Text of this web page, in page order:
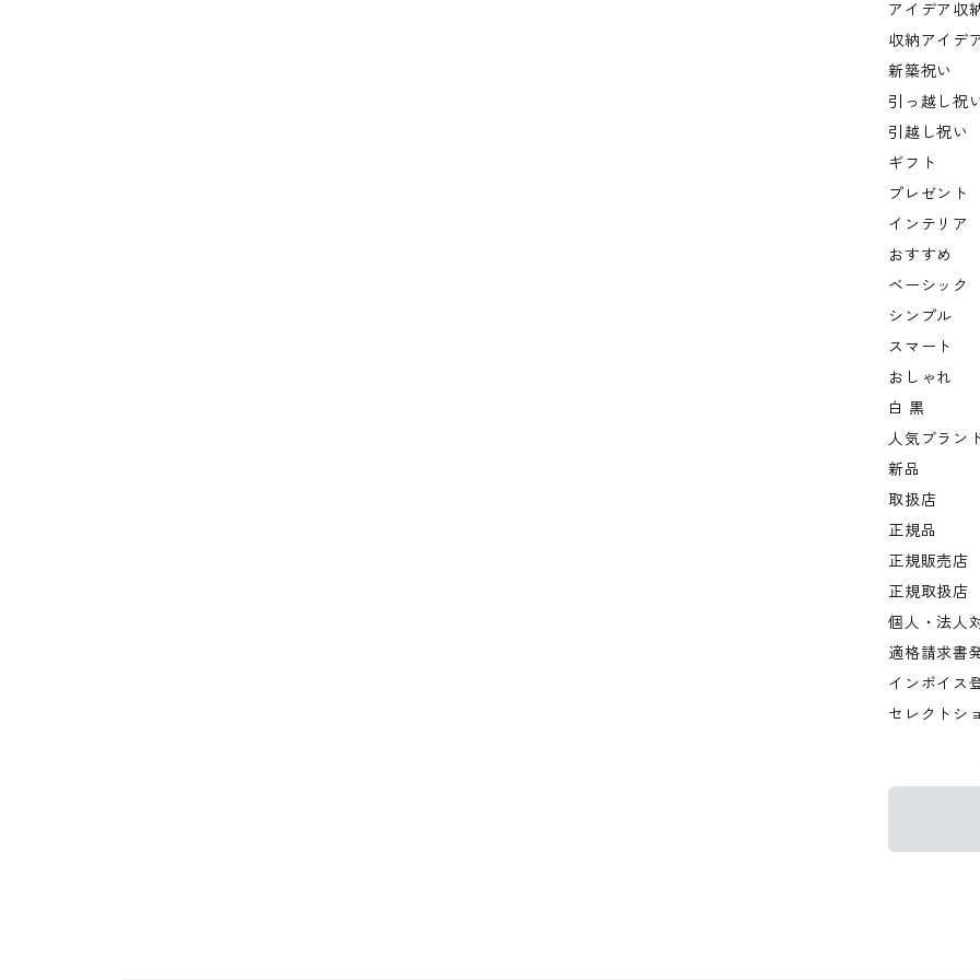
アイデア収
収納アイデ
新築祝い
引っ越し祝
引越し祝い
ギフト
プレゼント
インテリア
おすすめ
ベーシック
シンプル
スマート
おしゃれ
白 黒
人気ブラン
新品
取扱店
正規品
正規販売店
正規取扱店
個人・法人
適格請求書
インボイス
セレクトシ